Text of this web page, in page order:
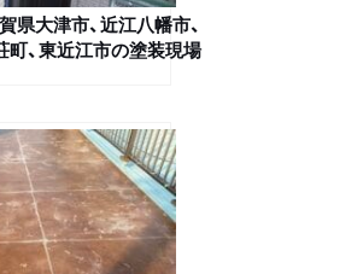
大津市、近江八幡市、
町、東近江市の塗装現場